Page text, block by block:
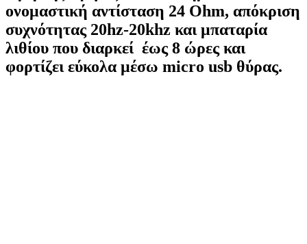
ονομαστική αντίσταση 24 Ohm, απόκριση
συχνότητας 20hz-20khz και μπαταρία
λιθίου που διαρκεί έως 8 ώρες και
φορτίζει εύκολα μέσω micro usb θύρας.